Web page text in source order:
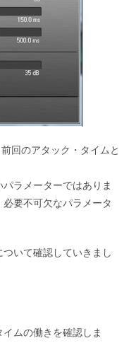
回のアタック・タイムと
ラメーターではありま
要不可欠なパラメータ
いて確認していきまし
ムの働きを確認しま